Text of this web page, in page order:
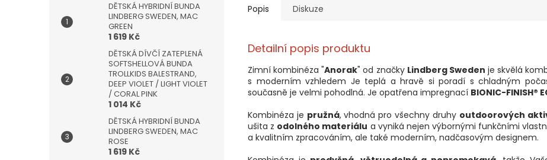
DĚTSKÁ HYBRIDNÍ BUNDA
LINDBERG SWEDEN, MAC
GREEN
1 619 Kč
DĚTSKÁ DÍVČÍ ZATEPLENÁ
SOFTSHELLOVÁ BUNDA
TROLLKIDS BALESTRAND,
DEEP VIOLET / LIGHT VIOLET
/ CORAL PINK
1 014 Kč
DĚTSKÁ HYBRIDNÍ BUNDA
LINDBERG SWEDEN, MAC
ROSE
1 619 Kč
Popis Diskuze
Detailní popis produktu
Zimní kombinéza "Anorak" od značky Lindberg Sweden je skvělá
s moderním vzhledem Je teplá a hravě si poradí s chladným
současně je velmi pohodlná. Je opatřena impregnací BIONIC-FINISH®
Kombinéza je pružná, vhodná pro všechny druhy outdoorových
ušita z odolného materiálu a vyniká nejen výbornými funkčními
a kvalitním zpracováním, ale také moderním, nadčasovým designem.